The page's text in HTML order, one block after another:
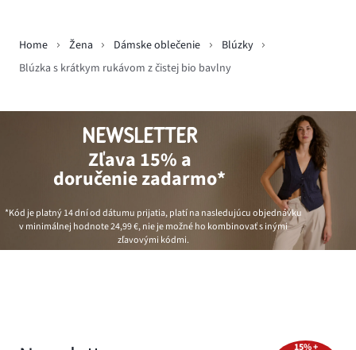
Home Žena Dámske oblečenie
Blúzky
Blúzka s krátkym rukávom z čistej bio bavlny
NEWSLETTER
Zľava 15% a
doručenie zadarmo*
*Kód je platný 14 dní od dátumu prijatia, platí na nasledujúcu objednávku
v minimálnej hodnote24,99 €, nie je možné ho kombinovať s inými
zľavovými kódmi.
15% +